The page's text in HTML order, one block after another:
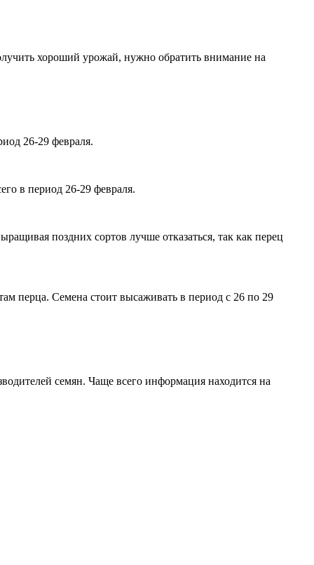
хороший урожай, нужно обратить внимание на
26-29 февраля.
в период 26-29 февраля.
поздних сортов лучше отказаться, так как перец
перца. Семена стоит высаживать в период с 26 по 29
семян. Чаще всего информация находится на